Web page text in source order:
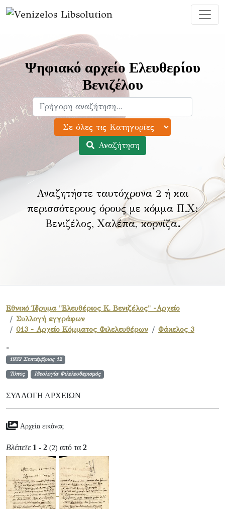
Ψηφιακό αρχείο Ελευθερίου
Βενιζέλου
Αναζήτηση
Αναζητήστε ταυτόχρονα 2 ή και
περισσότερους όρους με κόμμα Π.Χ:
Βενιζέλος, Χαλέπα, κορνίζα.
Εθνικό Ίδρυμα "Ελευθέριος Κ. Βενιζέλος" -Αρχείο
Συλλογή εγγράφων
013 - Αρχείο Κόμματος Φιλελευθέρων
Φάκελος 3
-
1932 Σεπτέμβριος 12
Τύπος Ιδεολογία Φιλελευθερισμός
ΣΥΛΛΟΓΉ ΑΡΧΕΊΩΝ
Αρχεία εικόνας
Βλέπετε 1 - 2 (2) από τα 2